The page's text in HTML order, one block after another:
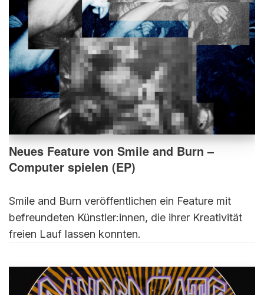
Neues Feature von Smile and Burn –
Computer spielen (EP)
Smile and Burn veröffentlichen ein Feature mit
befreundeten Künstler:innen, die ihrer Kreativität
freien Lauf lassen konnten.